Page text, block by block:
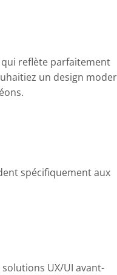
reflète parfaitement
un design
spécifiquement aux
UX/UI avant-